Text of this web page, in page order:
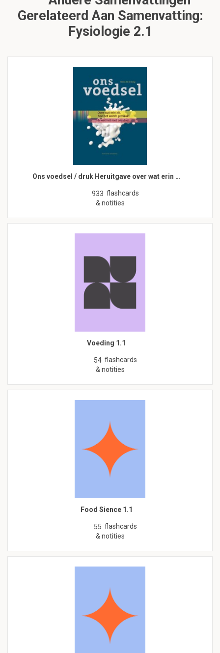
Gerelateerd Aan Samenvatting:
Fysiologie 2.1
Ons voedsel / druk Heruitgave over wat erin …
933 flashcards
& notities
Voeding 1.1
54 flashcards
& notities
Food Sience 1.1
55 flashcards
& notities